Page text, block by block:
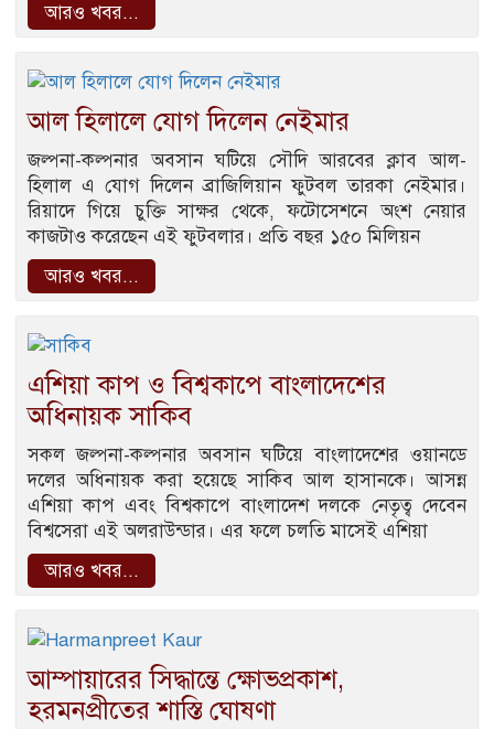
আরও খবর...
আল হিলালে যোগ দিলেন নেইমার
জল্পনা-কল্পনার অবসান ঘটিয়ে সৌদি আরবের ক্লাব আল-
হিলাল এ যোগ দিলেন ব্রাজিলিয়ান ফুটবল তারকা নেইমার।
রিয়াদে গিয়ে চুক্তি সাক্ষর থেকে, ফটোসেশনে অংশ নেয়ার
কাজটাও করেছেন এই ফুটবলার। প্রতি বছর ১৫০ মিলিয়ন
আরও খবর...
এশিয়া কাপ ও বিশ্বকাপে বাংলাদেশের
অধিনায়ক সাকিব
সকল জল্পনা-কল্পনার অবসান ঘটিয়ে বাংলাদেশের ওয়ানডে
দলের অধিনায়ক করা হয়েছে সাকিব আল হাসানকে। আসন্ন
এশিয়া কাপ এবং বিশ্বকাপে বাংলাদেশ দলকে নেতৃত্ব দেবেন
বিশ্বসেরা এই অলরাউন্ডার। এর ফলে চলতি মাসেই এশিয়া
আরও খবর...
আম্পায়ারের সিদ্ধান্তে ক্ষোভপ্রকাশ,
হরমনপ্রীতের শাস্তি ঘোষণা